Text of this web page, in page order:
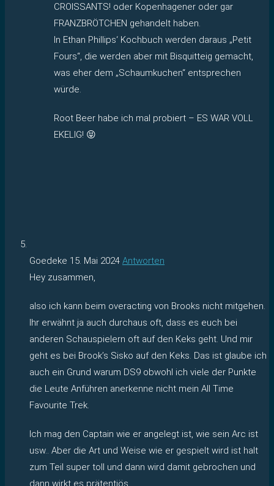
CROISSANTS! oder Kopenhagener oder gar
FRANZBRÖTCHEN gehandelt haben.
In Ethan Phillips‘ Kochbuch werden daraus „Petit
Fours“, die werden aber mit Bisquitteig gemacht,
was eher dem „Schaumkuchen“ entsprechen
würde.
Root Beer habe ich mal probiert – ES WAR VOLL
EKELIG! 😝
Goedeke 15. Mai 2024 Antworten
Hey zusammen,
also ich kann beim overacting von Brooks nicht mitgehen.
Ihr erwähnt ja auch durchaus oft, dass es euch bei
anderen Schauspielern oft auf den Keks geht. Und mir
geht es bei Brook’s Sisko auf den Keks. Das ist glaube ich
auch ein Grund warum DS9 obwohl ich viele der Punkte
die Leute Anführen anerkenne nicht mein All Time
Favourite Trek.
Ich mag den Captain wie er angelegt ist, wie sein Arc ist
usw.. Aber die Art und Weise wie er gespielt wird ist halt
zum Teil super toll und dann wird damit gebrochen und
dann wirkt es prätentiös.